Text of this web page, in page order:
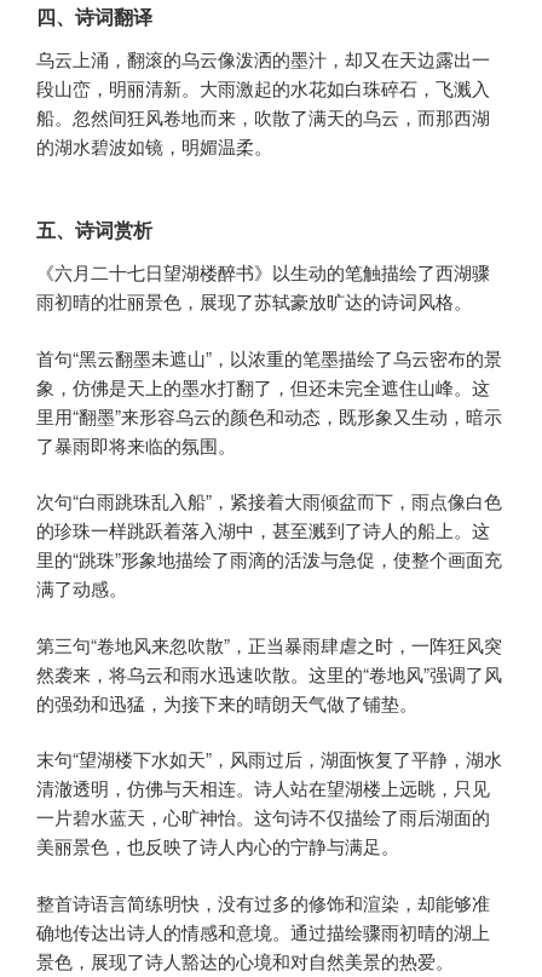
四、诗词翻译
乌云上涌，翻滚的乌云像泼洒的墨汁，却又在天边露出一
段山峦，明丽清新。大雨激起的水花如白珠碎石，飞溅入
船。忽然间狂风卷地而来，吹散了满天的乌云，而那西湖
的湖水碧波如镜，明媚温柔。
五、诗词赏析
《六月二十七日望湖楼醉书》以生动的笔触描绘了西湖骤
雨初晴的壮丽景色，展现了苏轼豪放旷达的诗词风格。
首句“黑云翻墨未遮山”，以浓重的笔墨描绘了乌云密布的景
象，仿佛是天上的墨水打翻了，但还未完全遮住山峰。这
里用“翻墨”来形容乌云的颜色和动态，既形象又生动，暗示
了暴雨即将来临的氛围。
次句“白雨跳珠乱入船”，紧接着大雨倾盆而下，雨点像白色
的珍珠一样跳跃着落入湖中，甚至溅到了诗人的船上。这
里的“跳珠”形象地描绘了雨滴的活泼与急促，使整个画面充
满了动感。
第三句“卷地风来忽吹散”，正当暴雨肆虐之时，一阵狂风突
然袭来，将乌云和雨水迅速吹散。这里的“卷地风”强调了风
的强劲和迅猛，为接下来的晴朗天气做了铺垫。
末句“望湖楼下水如天”，风雨过后，湖面恢复了平静，湖水
清澈透明，仿佛与天相连。诗人站在望湖楼上远眺，只见
一片碧水蓝天，心旷神怡。这句诗不仅描绘了雨后湖面的
美丽景色，也反映了诗人内心的宁静与满足。
整首诗语言简练明快，没有过多的修饰和渲染，却能够准
确地传达出诗人的情感和意境。通过描绘骤雨初晴的湖上
景色，展现了诗人豁达的心境和对自然美景的热爱。